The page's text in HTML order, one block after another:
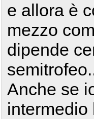
e allora è
mezzo
dipende
Anche se
intermedio